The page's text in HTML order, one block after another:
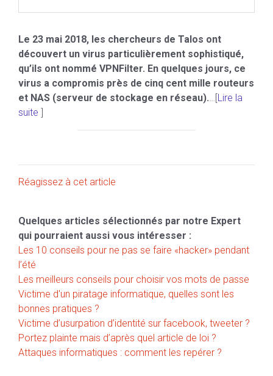
Le 23 mai 2018, les chercheurs de Talos ont
découvert un virus particulièrement sophistiqué,
qu’ils ont nommé VPNFilter. En quelques jours, ce
virus a compromis près de cinq cent mille routeurs
et NAS (serveur de stockage en réseau).…[Lire la
suite ]
Réagissez à cet article
Quelques articles sélectionnés par notre Expert
qui pourraient aussi vous intéresser :
Les 10 conseils pour ne pas se faire «hacker» pendant
l’été
Les meilleurs conseils pour choisir vos mots de passe
Victime d'un piratage informatique, quelles sont les
bonnes pratiques ?
Victime d’usurpation d’identité sur facebook, tweeter ?
Portez plainte mais d’après quel article de loi ?
Attaques informatiques : comment les repérer ?